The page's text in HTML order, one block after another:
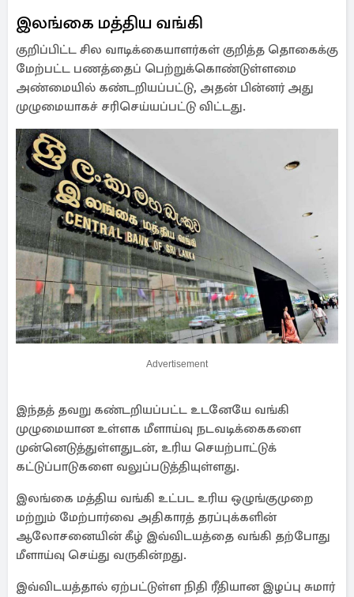
இலங்கை மத்திய வங்கி
குறிப்பிட்ட சில வாடிக்கையாளர்கள் குறித்த தொகைக்கு
மேற்பட்ட பணத்தைப் பெற்றுக்கொண்டுள்ளமை
அண்மையில் கண்டறியப்பட்டு, அதன் பின்னர் அது
முழுமையாகச் சரிசெய்யப்பட்டு விட்டது.
Advertisement
இந்தத் தவறு கண்டறியப்பட்ட உடனேயே வங்கி
முழுமையான உள்ளக மீளாய்வு நடவடிக்கைகளை
முன்னெடுத்துள்ளதுடன், உரிய செயற்பாட்டுக்
கட்டுப்பாடுகளை வலுப்படுத்தியுள்ளது.
இலங்கை மத்திய வங்கி உட்பட உரிய ஒழுங்குமுறை
மற்றும் மேற்பார்வை அதிகாரத் தரப்புக்களின்
ஆலோசனையின் கீழ் இவ்விடயத்தை வங்கி தற்போது
மீளாய்வு செய்து வருகின்றது.
இவ்விடயத்தால் ஏற்பட்டுள்ள நிதி ரீதியான இழப்பு சுமார்